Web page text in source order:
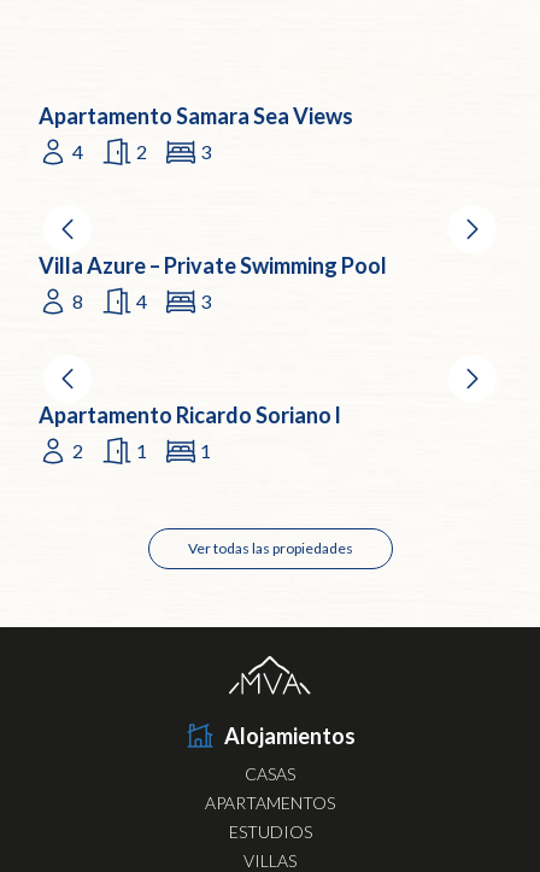
Apartamento Samara Sea Views
4 2 3
Villa Azure – Private Swimming Pool
8 4 3
Apartamento Ricardo Soriano l
2 1 1
Ver todas las propiedades
Alojamientos
CASAS
APARTAMENTOS
ESTUDIOS
VILLAS